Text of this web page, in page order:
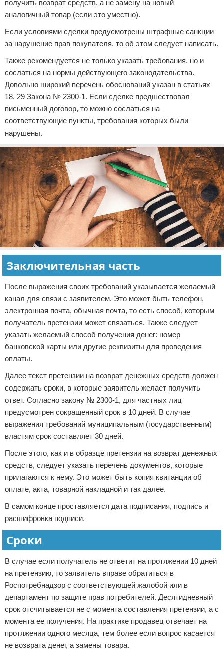
получить возврат средств, а не замену на новый
аналогичный товар (если это уместно).
Если условиями сделки предусмотрены штрафные санкции
за нарушение прав покупателя, то об этом следует написать.
Также рекомендуется не только указать требования, но и
сослаться на нормы действующего законодательства.
Довольно широкий перечень обоснований указан в статьях
18, 29 Закона № 2300-1. Если сделке предшествовал
письменный договор, то можно сослаться на
соответствующие пункты, требования которых были
нарушены.
Заключительная часть
После выражения своих требований указывается желаемый
канал для связи с заявителем. Это может быть телефон,
электронная почта, обычная почта, то есть способ, которым
получатель претензии может связаться. Также следует
указать желаемый способ получения денег: номер
банковской карты или другие реквизиты для проведения
оплаты.
Далее текст претензии на возврат денежных средств должен
содержать сроки, в которые заявитель желает получить
ответ. Согласно закону № 2300-1, для частных лиц
предусмотрен сокращенный срок в 10 дней. В случае
выражения требований муниципальным (государственным)
властям срок составляет 30 дней.
После этого, как и в образце претензии на возврат денежных
средств, следует указать перечень документов, которые
прилагаются к нему. Это может быть копия квитанции об
оплате, акта, товарной накладной и так далее.
В самом конце проставляется дата подписания, подпись и
расшифровка подписи.
Сроки
В случае если получатель не ответит на протяжении 10 дней
на претензию, то заявитель вправе обратиться в
Роспотребнадзор с соответствующей жалобой или в
департамент по защите прав потребителей. Десятидневный
срок отсчитывается не с момента составления претензии, а с
момента ее получения. На практике продавец отвечает на
протяжении одного месяца, тем более если вопрос касается
не возврата денег, а замены товара.